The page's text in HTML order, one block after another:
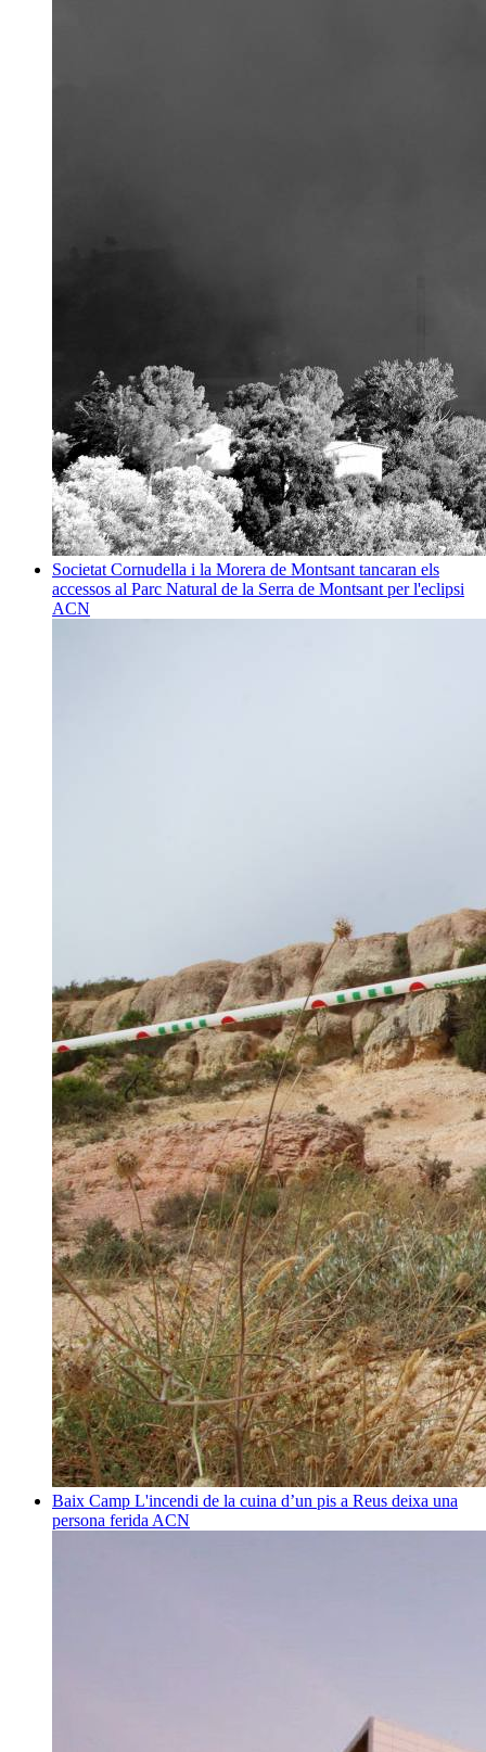
Societat Cornudella i la Morera de Montsant tancaran els
accessos al Parc Natural de la Serra de Montsant per l'eclipsi
ACN
Baix Camp L'incendi de la cuina d’un pis a Reus deixa una
persona ferida ACN